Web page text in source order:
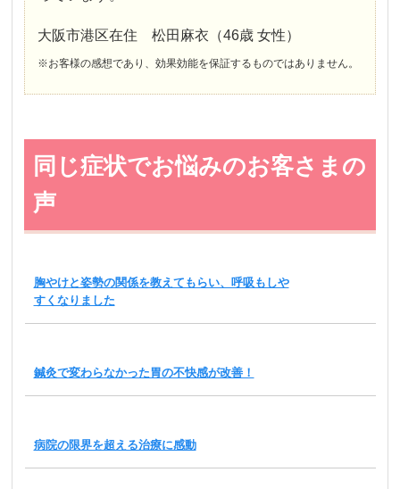
大阪市港区在住 松田麻衣（46歳 女性）
※お客様の感想であり、効果効能を保証するものではありません。
同じ症状でお悩みのお客さまの
声
胸やけと姿勢の関係を教えてもらい、呼吸もしや
すくなりました
鍼灸で変わらなかった胃の不快感が改善！
病院の限界を超える治療に感動